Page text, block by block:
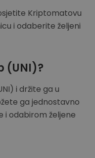
Kriptomatovu
i odaberite željeni
(UNI)?
i držite ga u
ga jednostavno
i odabirom željene